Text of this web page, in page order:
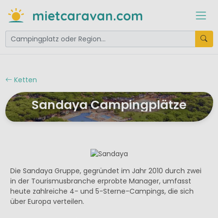
mietcaravan.com
Ketten
Sandaya Campingplätze
Die Sandaya Gruppe, gegründet im Jahr 2010 durch zwei
in der Tourismusbranche erprobte Manager, umfasst
heute zahlreiche 4- und 5-Sterne-Campings, die sich
über Europa verteilen.